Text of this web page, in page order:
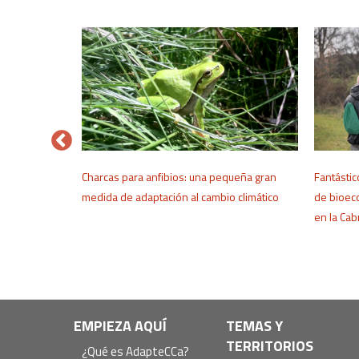
Charcas para anfibios: una pequeña gran
medida de adaptación al cambio climático
de
en la
Navegación
EMPIEZA AQUÍ
¿Qué es AdapteCCa?
TEMAS Y
TERRITORIOS